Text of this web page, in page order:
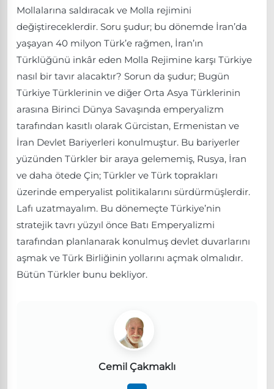
Mollalarına saldıracak ve Molla rejimini
değiştireceklerdir. Soru şudur; bu dönemde İran’da
yaşayan 40 milyon Türk’e rağmen, İran’ın
Türklüğünü inkâr eden Molla Rejimine karşı Türkiye
nasıl bir tavır alacaktır? Sorun da şudur; Bugün
Türkiye Türklerinin ve diğer Orta Asya Türklerinin
arasına Birinci Dünya Savaşında emperyalizm
tarafından kasıtlı olarak Gürcistan, Ermenistan ve
İran Devlet Bariyerleri konulmuştur. Bu bariyerler
yüzünden Türkler bir araya gelememiş, Rusya, İran
ve daha ötede Çin; Türkler ve Türk toprakları
üzerinde emperyalist politikalarını sürdürmüşlerdir.
Lafı uzatmayalım. Bu dönemeçte Türkiye’nin
stratejik tavrı yüzyıl önce Batı Emperyalizmi
tarafından planlanarak konulmuş devlet duvarlarını
aşmak ve Türk Birliğinin yollarını açmak olmalıdır.
Bütün Türkler bunu bekliyor.
Cemil Çakmaklı